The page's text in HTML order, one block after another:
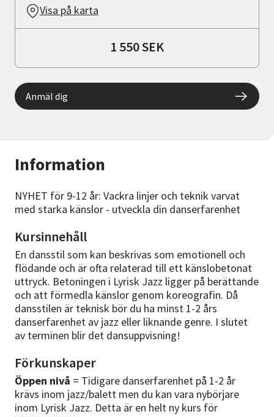
Information
NYHET för 9-12 år: Vackra linjer och teknik varvat
med starka känslor - utveckla din danserfarenhet
Kursinnehåll
En dansstil som kan beskrivas som emotionell och
flödande och är ofta relaterad till ett känslobetonat
uttryck. Betoningen i Lyrisk Jazz ligger på berättande
och att förmedla känslor genom koreografin. Då
dansstilen är teknisk bör du ha minst 1-2 års
danserfarenhet av jazz eller liknande genre. I slutet
av terminen blir det dansuppvisning!
Förkunskaper
Öppen nivå = Tidigare danserfarenhet på 1-2 år
krävs inom jazz/balett men du kan vara nybörjare
inom Lyrisk Jazz. Detta är en helt ny kurs för
Visa på karta
1 550 SEK
Anmäl dig